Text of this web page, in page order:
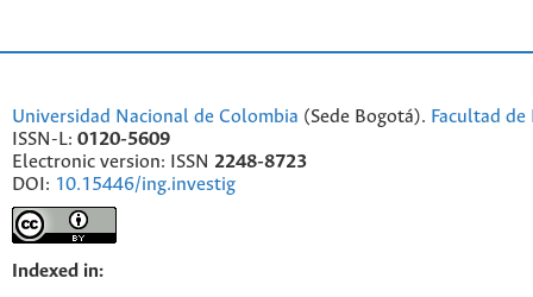
Universidad Nacional de Colombia (Sede Bogotá). Facultad
ISSN-L: 0120-5609
Electronic version: ISSN 2248-8723
DOI: 10.15446/ing.investig
Indexed in: